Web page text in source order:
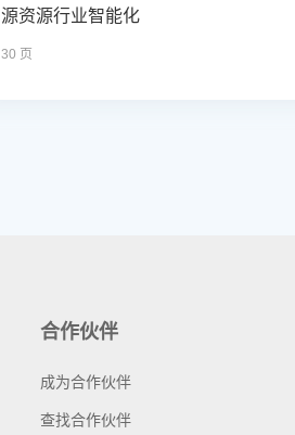
源资源行业智能化
30 页
合作伙伴
成为合作伙伴
查找合作伙伴